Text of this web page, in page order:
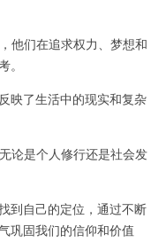
们在追求权力、梦想和
。
了生活中的现实和复杂
是个人修行还是社会发
自己的定位，通过不断
巩固我们的信仰和价值